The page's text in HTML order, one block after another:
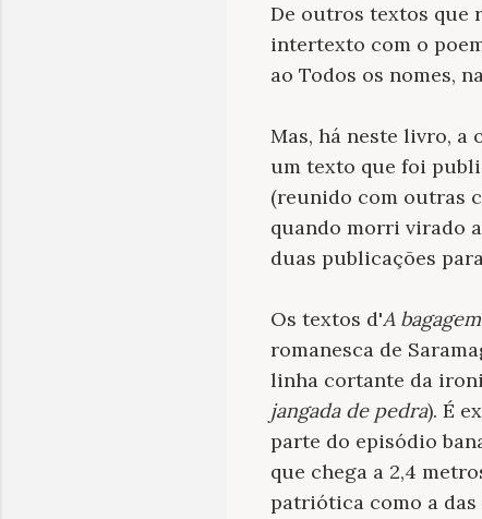
De outros textos que
intertexto com o
ao Todos os nomes,
Mas, há neste livro,
um texto que foi
(reunido com outras
quando morri virado
duas publicações
Os textos d'A bagagem
romanesca de
linha cortante da
jangada de pedra). É
parte do episódio
que chega a 2,4
patriótica como a das